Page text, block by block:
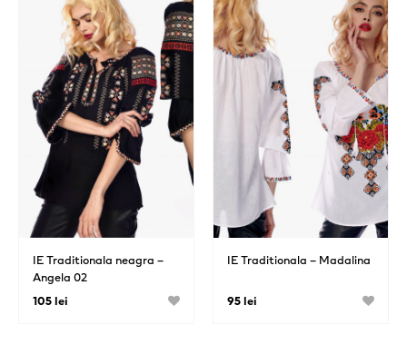
IE Traditionala neagra –
Angela 02
105 lei
IE Traditionala – Madalina
95 lei